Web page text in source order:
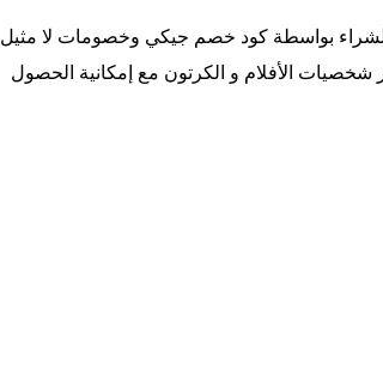
الشراء بواسطة كود خصم جيكي وخصومات لا مثيل
عليها أشهر شخصيات الأفلام و الكرتون مع إمكانية الحصول